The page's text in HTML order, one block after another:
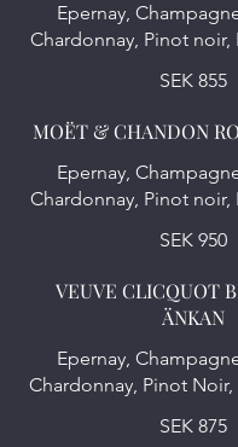
Epernay,
Chardonnay, Pinot
SEK 855
MOËT & CHANDON
Epernay,
Chardonnay, Pinot
SEK 950
VEUVE CLICQUOT
ÄNKAN
Epernay,
Chardonnay, Pinot
SEK 875